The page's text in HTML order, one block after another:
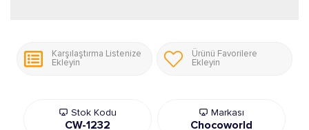
Karşılaştırma Listenize
Ekleyin
Ürünü Favorilere
Ekleyin
Stok Kodu
CW-1232
Markası
Chocoworld